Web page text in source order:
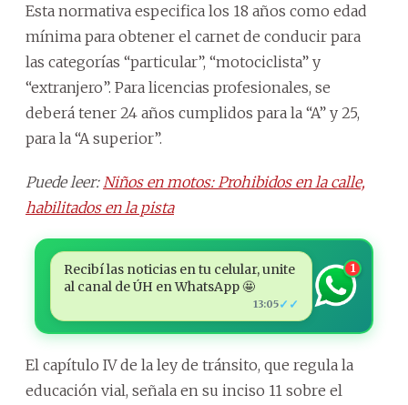
Esta normativa especifica los 18 años como edad
mínima para obtener el carnet de conducir para
las categorías “particular”, “motociclista” y
“extranjero”. Para licencias profesionales, se
deberá tener 24 años cumplidos para la “A” y 25,
para la “A superior”.
Puede leer: Niños en motos: Prohibidos en la calle,
habilitados en la pista
Recibí las noticias en tu celular, unite
al canal de ÚH en WhatsApp 🤩
13:05✓✓
1
El capítulo IV de la ley de tránsito, que regula la
educación vial, señala en su inciso 11 sobre el